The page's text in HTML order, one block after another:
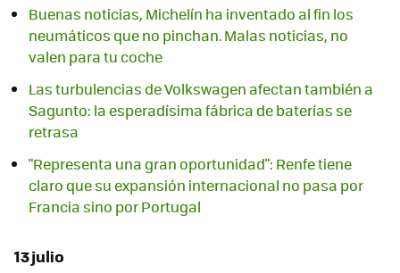
Buenas noticias, Michelín ha inventado al fin los
neumáticos que no pinchan. Malas noticias, no
valen para tu coche
Las turbulencias de Volkswagen afectan también a
Sagunto: la esperadísima fábrica de baterías se
retrasa
"Representa una gran oportunidad": Renfe tiene
claro que su expansión internacional no pasa por
Francia sino por Portugal
13 julio